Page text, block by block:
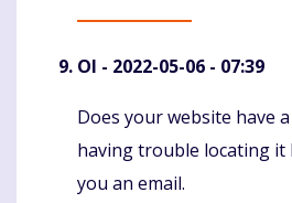
OI - 2022-05-06 - 07:39
Komentaras
Does your website have
having trouble locating
you an email.